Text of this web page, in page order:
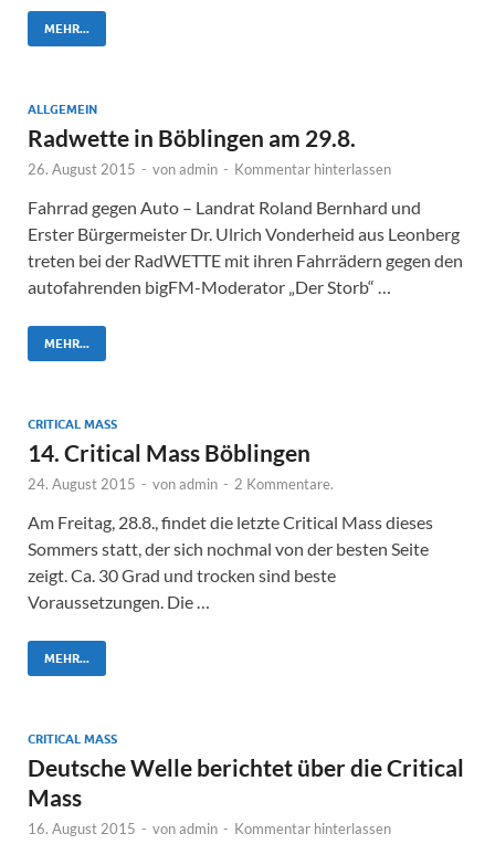
MEHR...
ALLGEMEIN
Radwette in Böblingen am 29.8.
26. August 2015 - vonadmin - Kommentar hinterlassen
Fahrrad gegen Auto – Landrat Roland Bernhard und
Erster Bürgermeister Dr. Ulrich Vonderheid aus Leonberg
treten bei der RadWETTE mit ihren Fahrrädern gegen den
autofahrenden bigFM-Moderator „Der Storb“ …
MEHR...
CRITICAL MASS
14. Critical Mass Böblingen
24. August 2015 - vonadmin - 2 Kommentare.
Am Freitag, 28.8., findet die letzte Critical Mass dieses
Sommers statt, der sich nochmal von der besten Seite
zeigt. Ca. 30 Grad und trocken sind beste
Voraussetzungen. Die …
MEHR...
CRITICAL MASS
Deutsche Welle berichtet über die Critical
Mass
16. August 2015 - vonadmin - Kommentar hinterlassen